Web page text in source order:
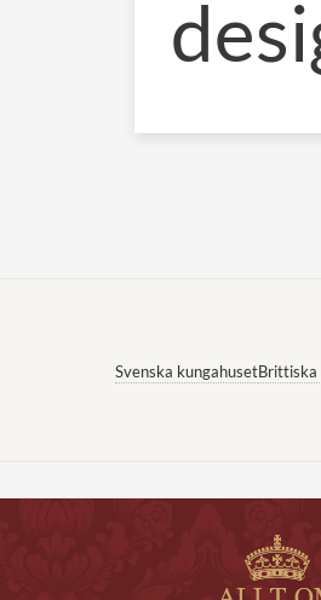
Svenska kungahusetBrittiska